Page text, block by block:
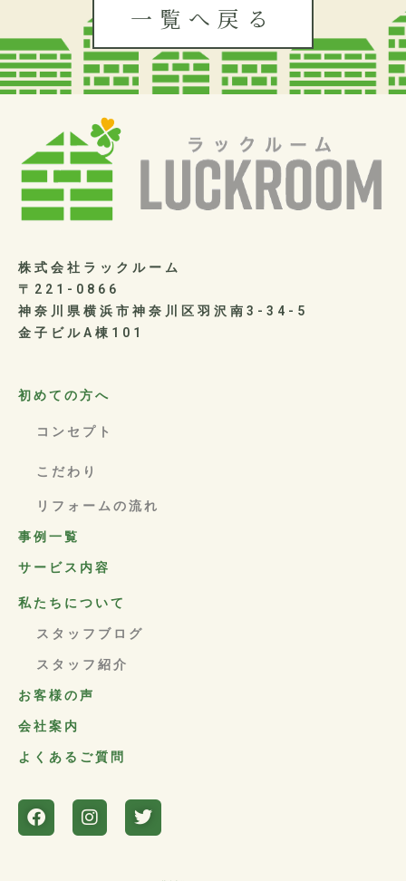
一覧へ戻る
株式会社ラックルーム
〒221-0866
神奈川県横浜市神奈川区羽沢南3-34-5
金子ビルA棟101
初めての方へ
コンセプト
こだわり
リフォームの流れ
事例一覧
サービス内容
私たちについて
スタッフブログ
スタッフ紹介
お客様の声
会社案内
よくあるご質問